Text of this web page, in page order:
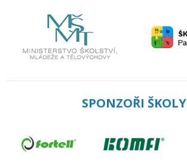
SPONZOŘI ŠKOLY